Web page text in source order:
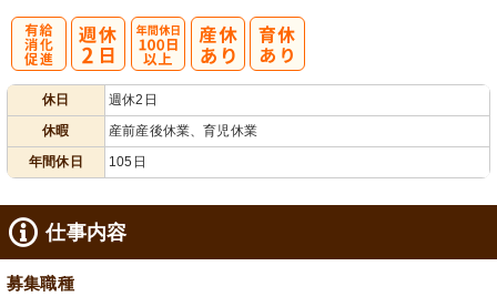
休日
週休2日
休暇
産前産後休業、育児休業
年間休日
105日
仕事内容
募集職種